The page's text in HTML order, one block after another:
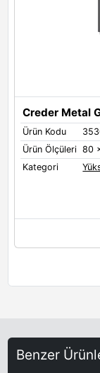
Metal Renkleri -
Antrasit
Oxide
Terra Brown
Creder Metal
Ürün Kodu
Ürün Ölçüleri 80
Kategori
Benzer